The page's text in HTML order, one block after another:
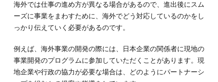
ショ
ン術
4.
行機
嫌い
の解
決策
海外では仕事の進め方が異なる場合があるので、進出後にスム
ーズに事業をまわすために、海外でどう対応しているのかをし
っかり伝えていく必要があるのです。
例えば、海外事業の開発の際には、日本企業の関係者に現地の
事業開発のプログラムに参加していただくことがあります。現
地企業や行政の協力が必要な場合は、どのようにパートナーシ